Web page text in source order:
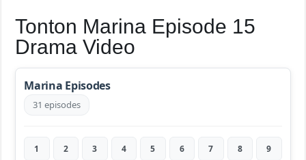
Tonton Marina Episode 15
Drama Video
Marina Episodes
31 episodes
1 2 3 4 5 6 7 8 9